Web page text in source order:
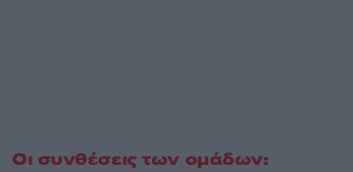
Οι συνθέσεις των ομάδων: